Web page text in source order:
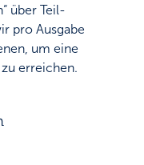
über Teil-
pro Ausgabe
um eine
erreichen.